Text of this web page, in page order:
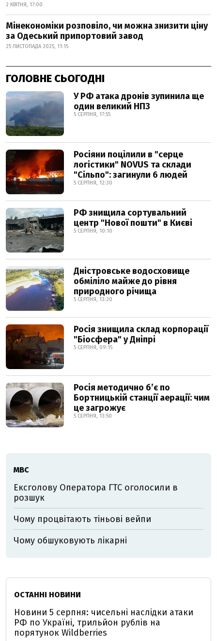
2 КВІТНЯ, 17:00
Мінекономіки розповіло, чи можна знизити ціну
за Одеський припортовий завод
25 ЛИСТОПАДА 2025, 11:15
ГОЛОВНЕ СЬОГОДНІ
У РФ атака дронів зупинила ще
один великий НПЗ
5 СЕРПНЯ, 17:55
Росіяни поцілили в "серце
логістики" NOVUS та склади
"Сільпо": загинули 6 людей
5 СЕРПНЯ, 12:30
РФ знищила сортувальний
центр "Нової пошти" в Києві
5 СЕРПНЯ, 10:10
Дністровське водосховище
обміліло майже до рівня
природного річища
5 СЕРПНЯ, 13:20
Росія знищила склад корпорації
"Біосфера" у Дніпрі
5 СЕРПНЯ, 09:15
Росія методично б’є по
Бортницькій станції аерації: чим
це загрожує
5 СЕРПНЯ, 13:50
МВС
Ексголову Оператора ГТС оголосили в
розшук
Чому процвітають тіньові вейпи
Чому обшуковують лікарні
ОСТАННІ НОВИНИ
Новини 5 серпня: чисельні наслідки атаки
РФ по Україні, трильйон рублів на
порятунок Wildberries